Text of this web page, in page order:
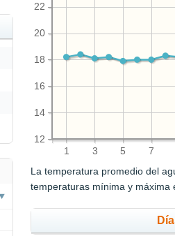
1 3 5 7
12
14
16
18
20
22
La temperatura promedio del
temperaturas mínima y máxima